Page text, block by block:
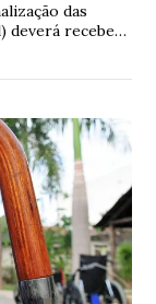
das
deverá receber